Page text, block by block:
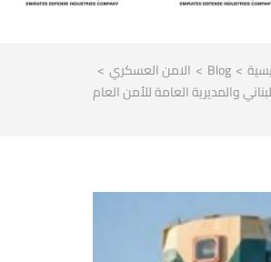
>
Blog
> الامن العسكري >
والمديرية العامة للأمن العام